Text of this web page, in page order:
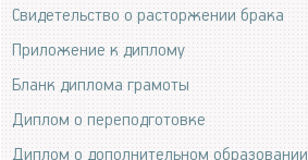
Свидетельство о расторжении брака
Приложение к диплому
Бланк диплома грамоты
Диплом о переподготовке
Диплом о дополнительном образовании